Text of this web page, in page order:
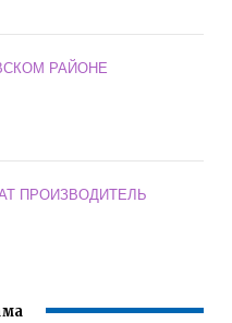
РАЙОНЕ
ПРОИЗВОДИТЕЛЬ